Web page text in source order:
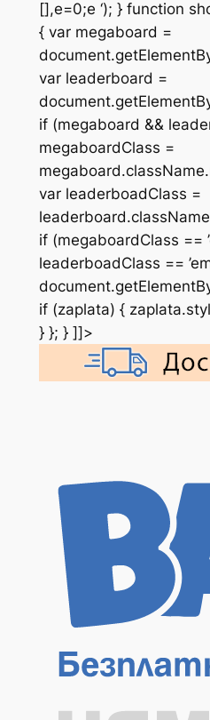
[],e=0;e ‘); } function
{ var megaboard =
var leaderboard =
if (megaboard &&
megaboardClass =
var leaderboadClass =
if (megaboardClass ==
leaderboadClass ==
if (zaplata) {
} }; } ]]>